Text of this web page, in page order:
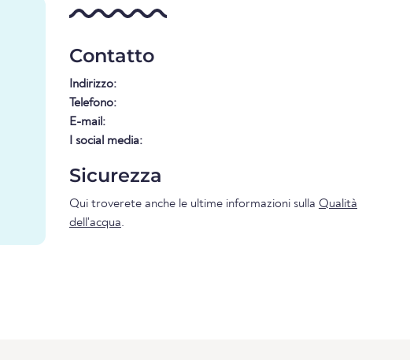
Contatto
Indirizzo:
Telefono:
E-mail:
I social media:
Sicurezza
Qui troverete anche le ultime informazioni sulla Qualità
dell'acqua.